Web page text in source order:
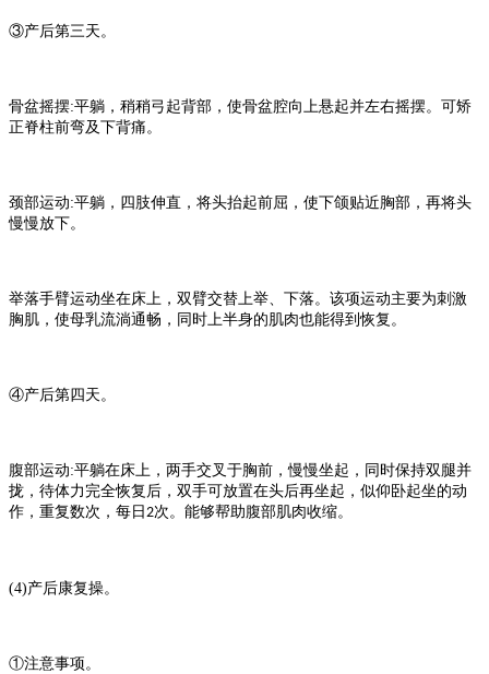
③产后第三天。
骨盆摇摆:平躺，稍稍弓起背部，使骨盆腔向上悬起并左右摇摆。可矫
正脊柱前弯及下背痛。
颈部运动:平躺，四肢伸直，将头抬起前屈，使下颌贴近胸部，再将头
慢慢放下。
举落手臂运动坐在床上，双臂交替上举、下落。该项运动主要为刺激
胸肌，使母乳流淌通畅，同时上半身的肌肉也能得到恢复。
④产后第四天。
腹部运动:平躺在床上，两手交叉于胸前，慢慢坐起，同时保持双腿并
拢，待体力完全恢复后，双手可放置在头后再坐起，似仰卧起坐的动
作，重复数次，每日 2次。能够帮助腹部肌肉收缩。
(4)产后康复操。
①注意事项。